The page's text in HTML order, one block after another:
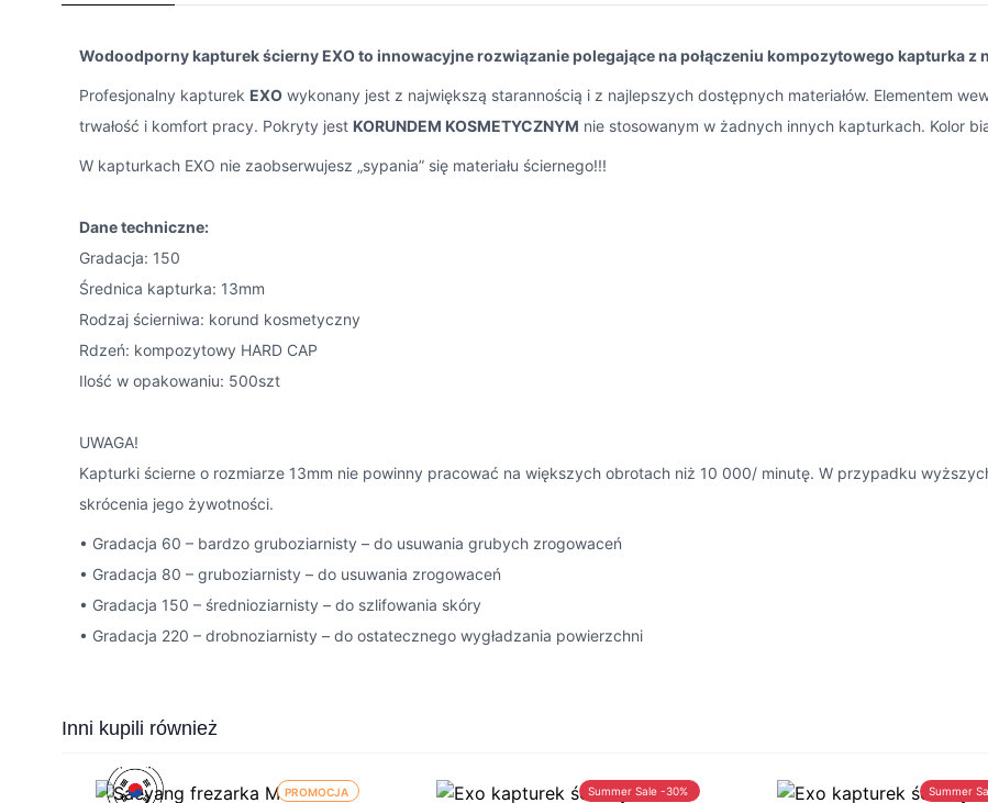
Wodoodporny kapturek ścierny EXO to innowacyjne rozwiązanie polegające na połączeniu kompozytowego kapturka z
Profesjonalny kapturek EXO wykonany jest z największą starannością i z najlepszych dostępnych materiałów. Elementem
trwałość i komfort pracy. Pokryty jest KORUNDEM KOSMETYCZNYM nie stosowanym w żadnych innych kapturkach. Kolor
W kapturkach EXO nie zaobserwujesz „sypania” się materiału ściernego!!!
Dane techniczne:
Gradacja: 150
Średnica kapturka: 13mm
Rodzaj ścierniwa: korund kosmetyczny
Rdzeń: kompozytowy HARD CAP
Ilość w opakowaniu: 500szt
UWAGA!
Kapturki ścierne o rozmiarze 13mm nie powinny pracować na większych obrotach niż 10 000/ minutę. W przypadku
skrócenia jego żywotności.
• Gradacja 60 – bardzo gruboziarnisty – do usuwania grubych zrogowaceń
• Gradacja 80 – gruboziarnisty – do usuwania zrogowaceń
• Gradacja 150 – średnioziarnisty – do szlifowania skóry
• Gradacja 220 – drobnoziarnisty – do ostatecznego wygładzania powierzchni
Press to skip carousel
Inni kupili również
PROMOCJA Summer Sale -30% Summer